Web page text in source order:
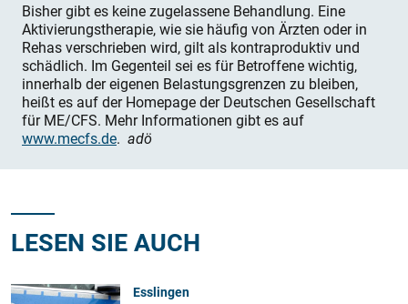
Bisher gibt es keine zugelassene Behandlung. Eine
Aktivierungstherapie, wie sie häufig von Ärzten oder in
Rehas verschrieben wird, gilt als kontraproduktiv und
schädlich. Im Gegenteil sei es für Betroffene wichtig,
innerhalb der eigenen Belastungsgrenzen zu bleiben,
heißt es auf der Homepage der Deutschen Gesellschaft
für ME/CFS. Mehr Informationen gibt es auf
www.mecfs.de. adö
LESEN SIE AUCH
Esslingen